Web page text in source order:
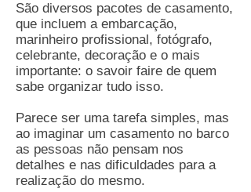
São diversos pacotes de casamento,
que incluem a embarcação,
marinheiro profissional, fotógrafo,
celebrante, decoração e o mais
importante: o savoir faire de quem
sabe organizar tudo isso.
Parece ser uma tarefa simples, mas
ao imaginar um casamento no barco
as pessoas não pensam nos
detalhes e nas dificuldades para a
realização do mesmo.